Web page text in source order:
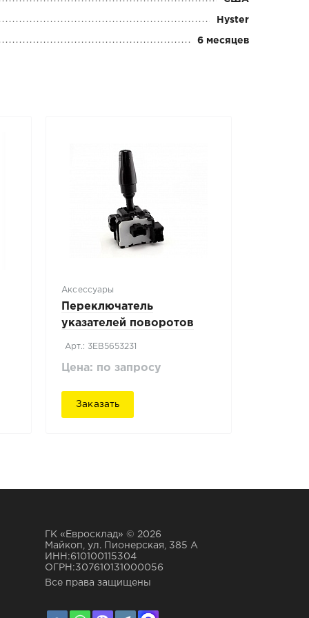
Hyster
6 месяцев
Аксессуары
Переключатель
указателей поворотов
Арт.: 3EB5653231
Цена: по запросу
Заказать
ГК «Евросклад» © 2026
Майкоп, ул. Пионерская, 385 А
ИНН:610100115304
ОГРН:307610131000056
Все права защищены